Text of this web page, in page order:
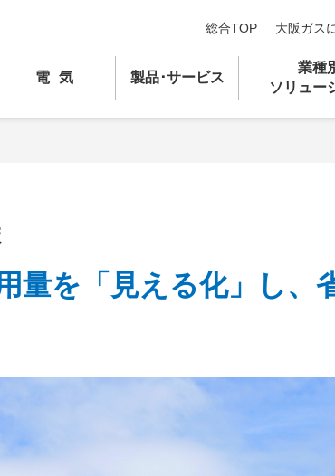
総合TOP 大阪ガス
電気 製品･サービス
業種
ソリュー
量を「見える化」し、